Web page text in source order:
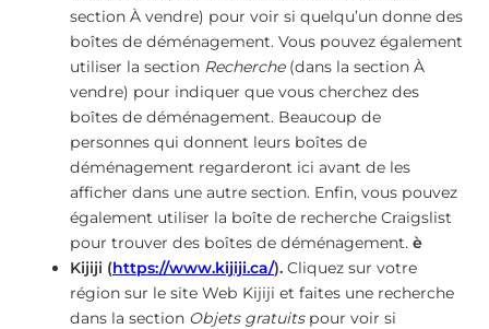
section À vendre) pour voir si quelqu’un donne des
boîtes de déménagement. Vous pouvez également
utiliser la section Recherche(dans la section À
vendre) pour indiquer que vous cherchez des
boîtes de déménagement. Beaucoup de
personnes qui donnent leurs boîtes de
déménagement regarderont ici avant de les
afficher dans une autre section. Enfin, vous pouvez
également utiliser la boîte de recherche Craigslist
pour trouver des boîtes de déménagement. è
Kijiji (https://www.kijiji.ca/). Cliquez sur votre
région sur le site Web Kijiji et faites une recherche
dans la section Objets gratuitspour voir si